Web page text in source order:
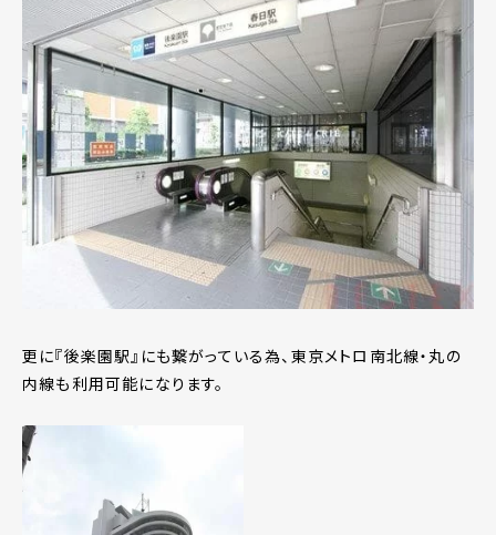
更に『後楽園駅』にも繋がっている為、東京メトロ南北線・丸の
内線も利用可能になります。